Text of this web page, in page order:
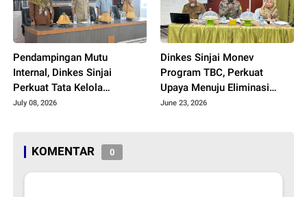
Pendampingan Mutu
Internal, Dinkes Sinjai
Perkuat Tata Kelola
Puskesmas
July 08, 2026
Dinkes Sinjai Monev
Program TBC, Perkuat
Upaya Menuju Eliminasi
Tuberkulosis 2030
June 23, 2026
KOMENTAR 0